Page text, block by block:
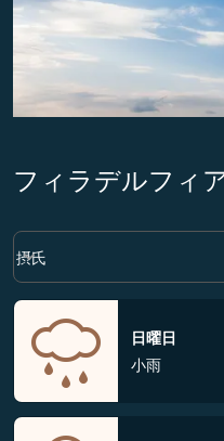
フィラデルフィ
Weather unit option 摂氏
摂氏
keyboard_arrow_down
日曜日
小雨